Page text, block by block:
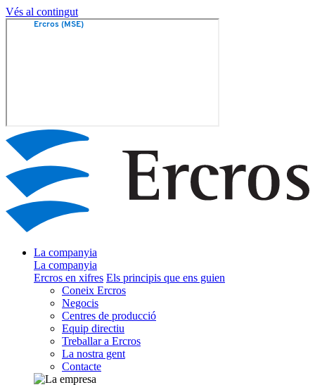
Vés al contingut
La companyia
La companyia
Ercros en xifres Els principis que ens guien
Coneix Ercros
Negocis
Centres de producció
Equip directiu
Treballar a Ercros
La nostra gent
Contacte